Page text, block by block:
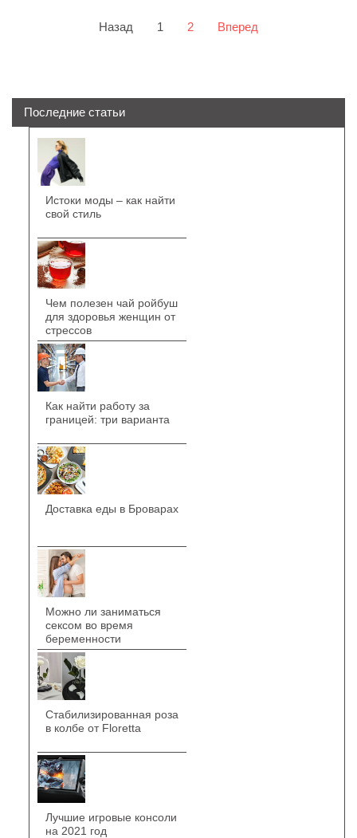
Назад 1 2 Вперед
Последние статьи
Истоки моды – как найти
свой стиль
Чем полезен чай ройбуш
для здоровья женщин от
стрессов
Как найти работу за
границей: три варианта
Доставка еды в Броварах
Можно ли заниматься
сексом во время
беременности
Стабилизированная роза
в колбе от Floretta
Лучшие игровые консоли
на 2021 год